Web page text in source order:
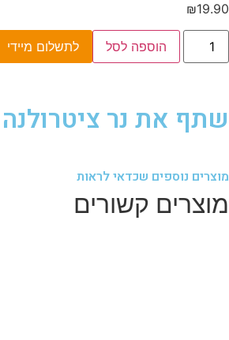
₪19.90
הוספה לסל לתשלום מיידי
שתף את נר
מוצרים נוספים שכדאי לראות
מוצרים קשורים